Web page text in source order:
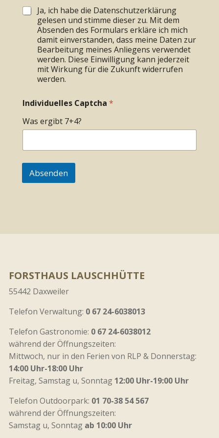
Ja, ich habe die Datenschutzerklärung
gelesen und stimme dieser zu. Mit dem
Absenden des Formulars erkläre ich mich
damit einverstanden, dass meine Daten zur
Bearbeitung meines Anliegens verwendet
werden. Diese Einwilligung kann jederzeit
mit Wirkung für die Zukunft widerrufen
werden.
Individuelles Captcha *
Was ergibt 7+4?
Absenden
FORSTHAUS LAUSCHHÜTTE
55442 Daxweiler
Telefon Verwaltung: 0 67 24-6038013
Telefon Gastronomie: 0 67 24-6038012
während der Öffnungszeiten:
Mittwoch, nur in den Ferien von RLP & Donnerstag:
14:00 Uhr-18:00 Uhr
Freitag, Samstag u, Sonntag 12:00 Uhr-19:00 Uhr
Telefon Outdoorpark: 01 70-38 54 567
während der Öffnungszeiten:
Samstag u, Sonntagab 10:00 Uhr